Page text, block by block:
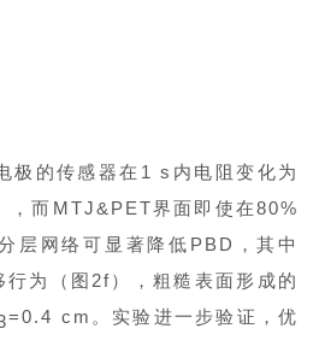
极的传感器在1 s内电阻变化为
，而MTJ&PET界面即使在80%
层网络可显著降低PBD，其中
为（图2f），粗糙表面形成的
=0.4 cm。实验进一步验证，优